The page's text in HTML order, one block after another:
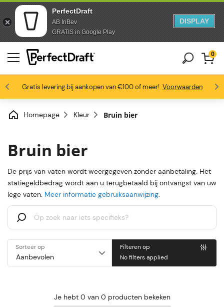
PerfectDraft
AB InBev
GRATIS in Google Play
DISPLAY
Doorgaan naar artikel
Ga naar voettekst
Gratis levering bij aankopen van €100 of meer! Voorwaarden
Profiteer van -10% vanaf 3 vaten
Bierliefhebbers zijn dol op ons 4.6/5
0
Homepage Kleur Bruin bier
Bruin bier
De prijs van vaten wordt weergegeven zonder aanbetaling. Het
statiegeldbedrag wordt aan u terugbetaald bij ontvangst van uw
lege vaten. Meer informatie gebruiksaanwijzing.
Sorteer op
Filteren op
No filters applied
Je hebt 0 van 0 producten bekeken